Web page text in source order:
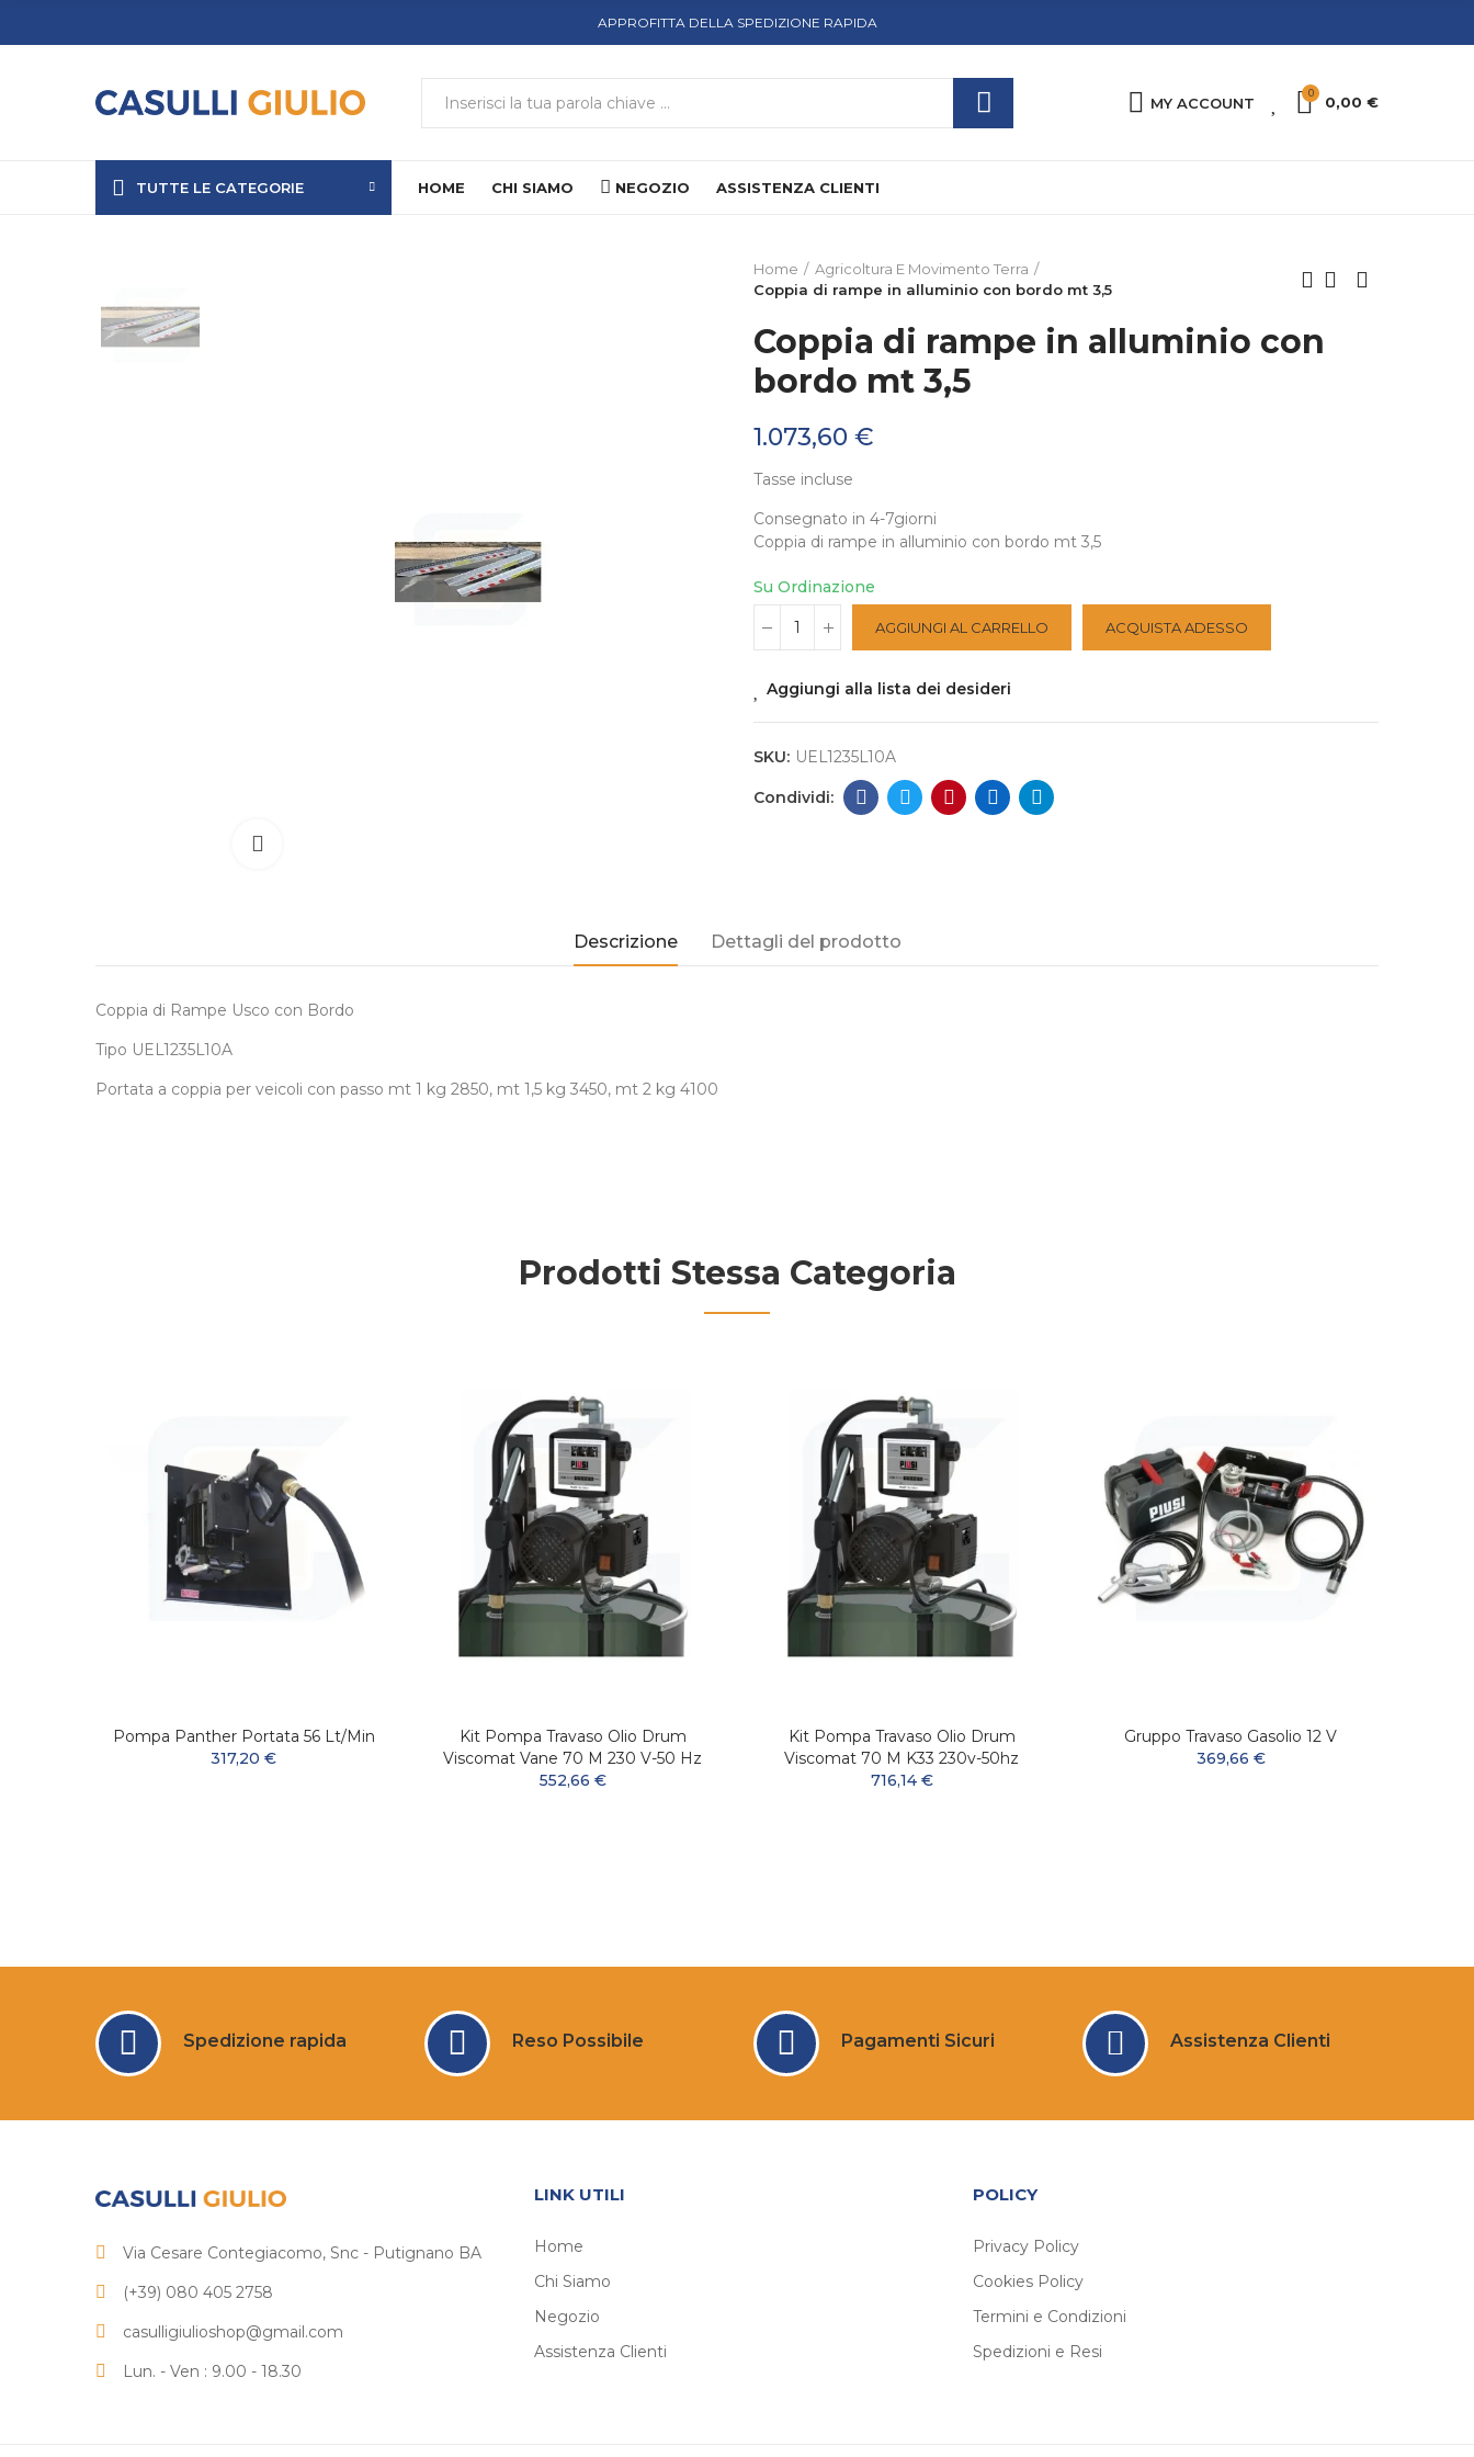
APPROFITTA DELLA SPEDIZIONE RAPIDA
MY ACCOUNT
0
0,00 €
TUTTE LE CATEGORIE HOME CHI SIAMO NEGOZIO ASSISTENZA CLIENTI
Home
Agricoltura E Movimento Terra
Coppia di rampe in alluminio con bordo mt 3,5
Coppia di rampe in alluminio con
bordo mt 3,5
1.073,60 €
Tasse incluse
Consegnato in 4-7giorni
Coppia di rampe in alluminio con bordo mt 3,5
Su Ordinazione
AGGIUNGI AL CARRELLO ACQUISTA ADESSO
Aggiungi alla lista dei desideri
SKU: UEL1235L10A
Descrizione Dettagli del prodotto
Coppia di Rampe Usco con Bordo
Tipo UEL1235L10A
Portata a coppia per veicoli con passo mt 1 kg 2850, mt 1,5 kg 3450, mt 2 kg 4100
Prodotti Stessa Categoria
Pompa Panther Portata 56 Lt/min
317,20 €
Kit Pompa Travaso Olio Drum
Viscomat Vane 70 M 230 V-50 Hz
552,66 €
Kit Pompa Travaso Olio Drum
Viscomat 70 M K33 230v-50hz
716,14 €
Gruppo Travaso Gasolio 12 V
369,66 €
Spedizione rapida Reso Possibile Pagamenti Sicuri Assistenza Clienti
Via Cesare Contegiacomo, Snc - Putignano BA
(+39) 080 405 2758
casulligiulioshop@gmail.com
Lun. - Ven : 9.00 - 18.30
LINK UTILI
Home
Chi Siamo
Negozio
Assistenza Clienti
POLICY
Privacy Policy
Cookies Policy
Termini e Condizioni
Spedizioni e Resi